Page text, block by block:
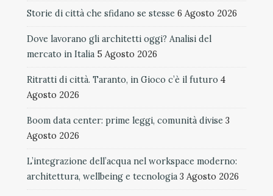
Storie di città che sfidano se stesse 6 Agosto 2026
Dove lavorano gli architetti oggi? Analisi del
mercato in Italia 5 Agosto 2026
Ritratti di città. Taranto, in Gioco c’è il futuro 4
Agosto 2026
Boom data center: prime leggi, comunità divise 3
Agosto 2026
L’integrazione dell’acqua nel workspace moderno:
architettura, wellbeing e tecnologia 3 Agosto 2026